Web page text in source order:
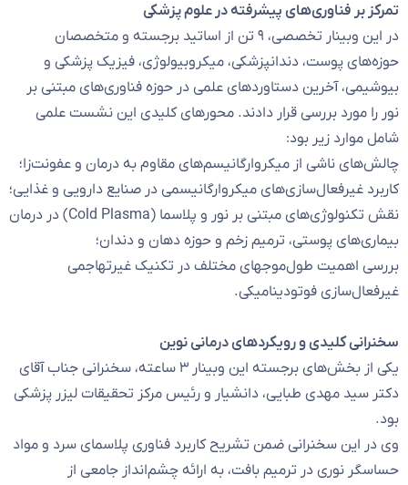
تمرکز بر فناوری‌های پیشرفته در علوم پزشکی
در این وبینار تخصصی، ۹ تن از اساتید برجسته و متخصصان
حوزه‌های پوست، دندانپزشکی، میکروبیولوژی، فیزیک پزشکی و
بیوشیمی، آخرین دستاوردهای علمی در حوزه فناوری‌های مبتنی بر
نور را مورد بررسی قرار دادند. محورهای کلیدی این نشست علمی
شامل موارد زیر بود:
چالش‌های ناشی از میکروارگانیسم‌های مقاوم به درمان و عفونت‌زا؛
کاربرد غیرفعال‌سازی‌های میکروارگانیسمی در صنایع دارویی و غذایی؛
نقش تکنولوژی‌های مبتنی بر نور و پلاسما (Cold Plasma) در درمان
بیماری‌های پوستی، ترمیم زخم و حوزه دهان و دندان؛
بررسی اهمیت طول‌موجهای مختلف در تکنیک غیرتهاجمی
غیرفعال‌سازی فوتودینامیکی.
سخنرانی کلیدی و رویکردهای درمانی نوین
یکی از بخش‌های برجسته این وبینار ۳ ساعته، سخنرانی جناب آقای
دکتر سید مهدی طبایی، دانشیار و رئیس مرکز تحقیقات لیزر پزشکی
بود.
وی در این سخنرانی ضمن تشریح کاربرد فناوری پلاسمای سرد و مواد
حساسگر نوری در ترمیم بافت، به ارائه چشم‌انداز جامعی از